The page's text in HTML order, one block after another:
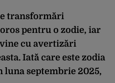
transformări
pentru o zodie, iar
vine cu avertizări
. Iată care este zodia
luna septembrie 2025,